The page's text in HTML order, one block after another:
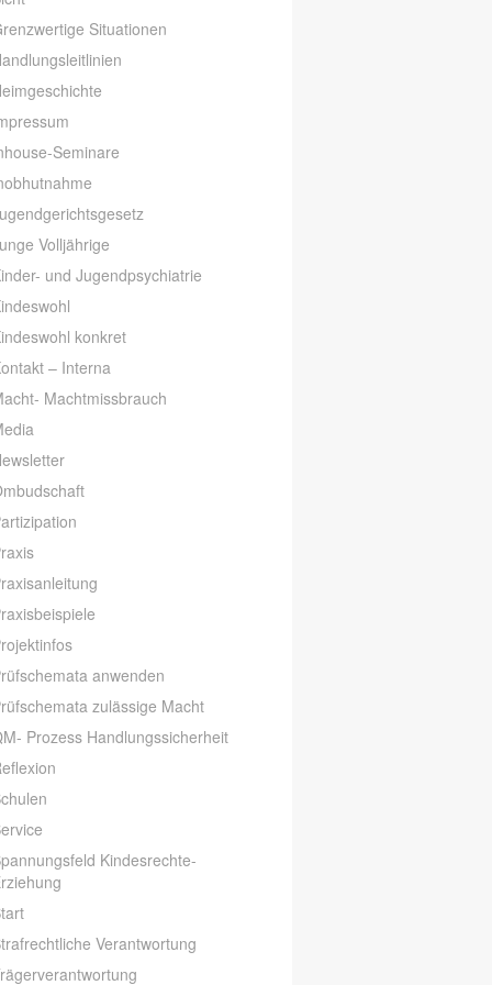
Situationen
Seminare
Volljährige
und Jugendpsychiatrie
konkret
– Interna
Machtmissbrauch
anwenden
zulässige Macht
Prozess Handlungssicherheit
Kindesrechte-
Verantwortung